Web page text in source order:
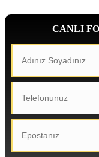
CANLI